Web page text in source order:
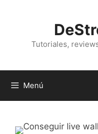
Tutoriales,
Menú